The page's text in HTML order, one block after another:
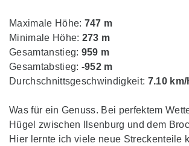
Maximale Höhe: 747 m
Minimale Höhe: 273 m
Gesamtanstieg: 959 m
Gesamtabstieg: -952 m
Durchschnittsgeschwindigkeit: 7.10 km/
Was für ein Genuss. Bei perfektem
Hügel zwischen Ilsenburg und dem
Hier lernte ich viele neue Streckenteile